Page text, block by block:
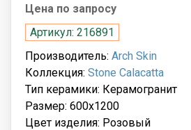
Цена по запросу
Артикул: 216891
Производитель: Arch Skin
Коллекция: Stone Calacatta
Тип керамики: Керамогранит
Размер: 600x1200
Цвет изделия: Розовый